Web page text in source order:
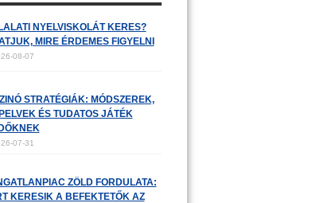
NYELVISKOLÁT KERES?
MIRE ÉRDEMES FIGYELNI
08-07
STRATÉGIÁK: MÓDSZEREK,
ÉS TUDATOS JÁTÉK
07-31
ZÖLD FORDULATA:
KERESIK A BEFEKTETŐK AZ